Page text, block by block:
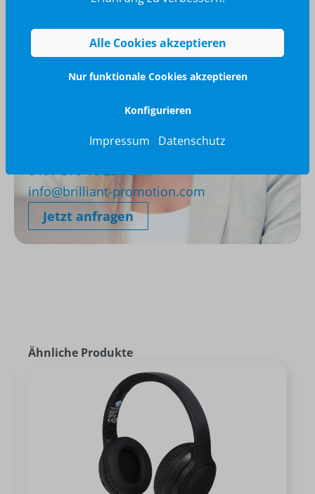
Wir glänzen für Sie
040 / 570 18 25 70
info@brilliant-promotion.com
Jetzt anfragen
Ähnliche Produkte
Alle Cookies akzeptieren
Nur funktionale Cookies akzeptieren
Konfigurieren
Impressum Datenschutz